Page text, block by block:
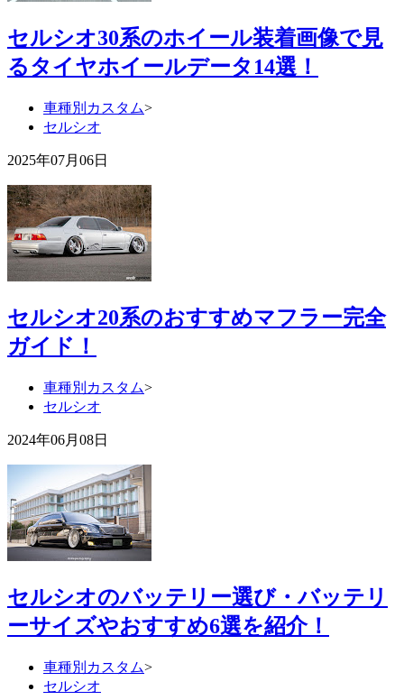
セルシオ30系のホイール装着画像で見
るタイヤホイールデータ14選！
車種別カスタム>
セルシオ
2025年07月06日
セルシオ20系のおすすめマフラー完全
ガイド！
車種別カスタム>
セルシオ
2024年06月08日
セルシオのバッテリー選び・バッテリ
ーサイズやおすすめ6選を紹介！
車種別カスタム>
セルシオ